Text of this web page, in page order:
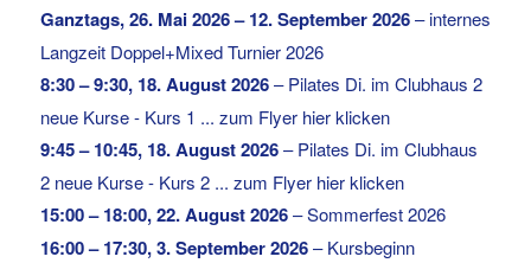
Ganztags,26. Mai 2026– 12. September 2026–internes
Langzeit Doppel+Mixed Turnier 2026
8:30– 9:30, 18. August 2026–Pilates Di. im Clubhaus 2
neue Kurse - Kurs 1 ... zum Flyer hier klicken
9:45– 10:45, 18. August 2026–Pilates Di. im Clubhaus
2 neue Kurse - Kurs 2 ... zum Flyer hier klicken
15:00– 18:00,22. August 2026–Sommerfest 2026
16:00– 17:30,3. September 2026–Kursbeginn